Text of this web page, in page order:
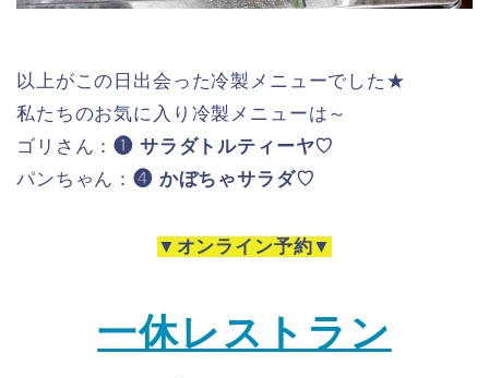
以上がこの日出会った冷製メニューでした★
私たちのお気に入り冷製メニューは～
ゴリさん：❶ サラダトルティーヤ♡
パンちゃん：❹ かぼちゃサラダ♡
▼オンライン予約▼
一休レストラン